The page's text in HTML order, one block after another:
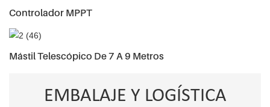
Controlador MPPT
Mástil Telescópico De 7 A 9 Metros
EMBALAJE Y LOGÍSTICA